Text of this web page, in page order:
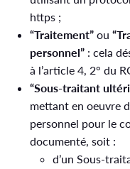
https ;
“Traitement” ou
personnel” : cela
à l’article 4, 2° du
“Sous-traitant
mettant en oeuvre
personnel pour le
documenté, soit :
d’un Sous-